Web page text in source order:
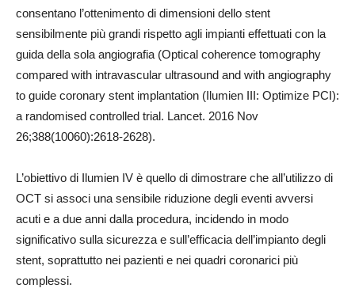
consentano l’ottenimento di dimensioni dello stent
sensibilmente più grandi rispetto agli impianti effettuati con la
guida della sola angiografia (Optical coherence tomography
compared with intravascular ultrasound and with angiography
to guide coronary stent implantation (Ilumien III: Optimize PCI):
a randomised controlled trial. Lancet. 2016 Nov
26;388(10060):2618-2628).
L’obiettivo di Ilumien IV è quello di dimostrare che all’utilizzo di
OCT si associ una sensibile riduzione degli eventi avversi
acuti e a due anni dalla procedura, incidendo in modo
significativo sulla sicurezza e sull’efficacia dell’impianto degli
stent, soprattutto nei pazienti e nei quadri coronarici più
complessi.